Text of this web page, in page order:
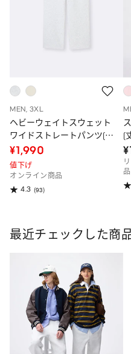
MEN, 3XL
ヘビーウェイトスウェット
ワイドストレートパンツ(丈
長め77.0～81.0cm)
¥1,990
値下げ
オンライン商品
4.3 (93)
(
品
最近チェックした商